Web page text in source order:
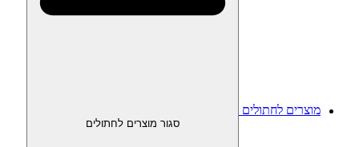
מוצרים לחתולים
סגור מוצרים לחתולים